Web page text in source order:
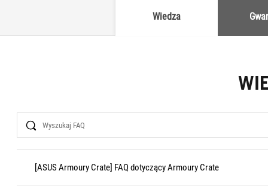
Wiedza
Search
[ASUS Armoury Crate] FAQ dotyczący Armoury Crate